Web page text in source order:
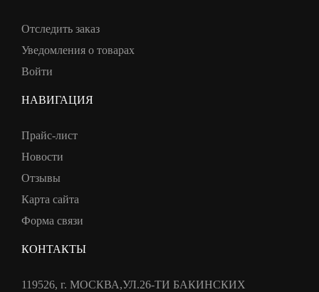
Отследить заказ
Уведомления о товарах
Войти
НАВИГАЦИЯ
Прайс-лист
Новости
Отзывы
Карта сайта
Форма связи
КОНТАКТЫ
119526, г. МОСКВА,УЛ.26-ТИ БАКИНСКИХ